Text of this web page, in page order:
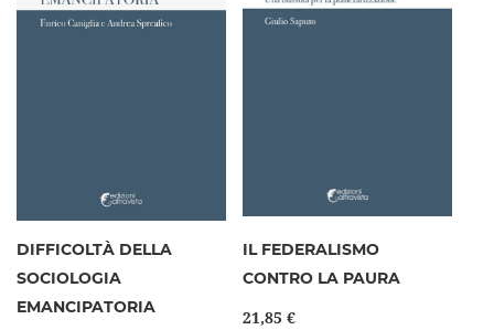
DIFFICOLTÀ DELLA
SOCIOLOGIA
EMANCIPATORIA
IL FEDERALISMO
CONTRO LA PAURA
21,85 €